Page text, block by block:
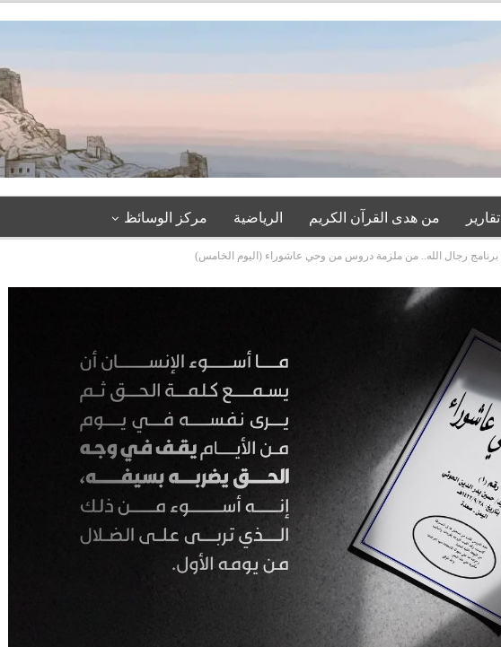
تقارير من هدى القرآن الكريم الرياضية مركز الوسائظ
برنامج رجال الله.. من ملزمة دروس من وحي عاشوراء (اليوم الخامس)